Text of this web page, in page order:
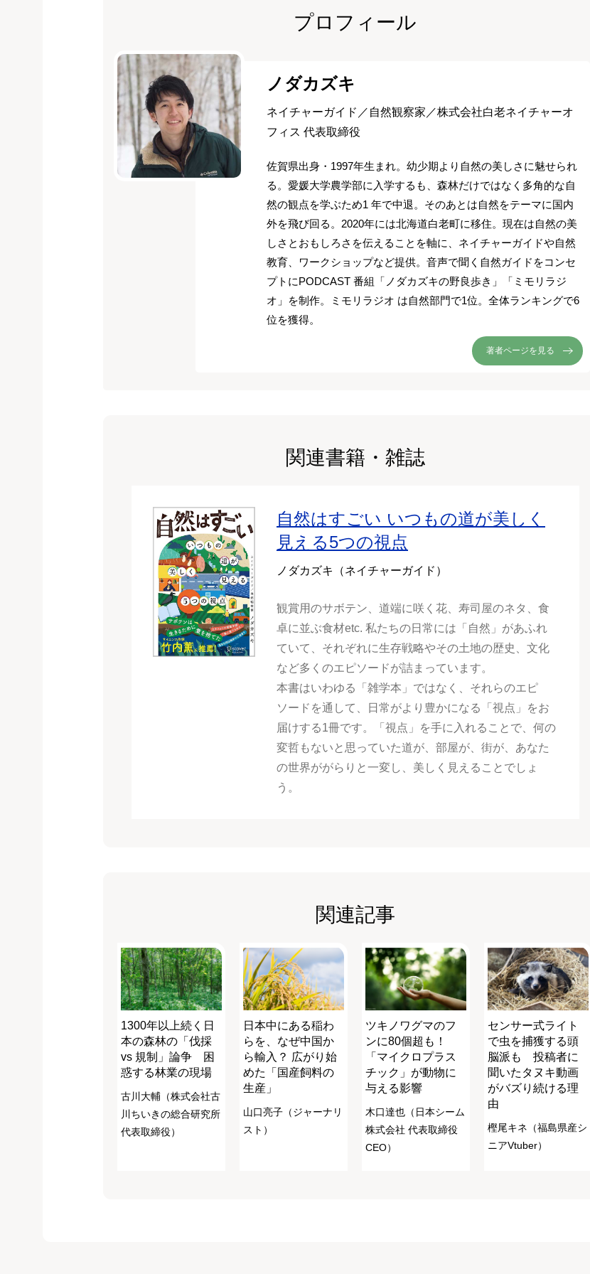
プロフィール
ノダカズキ
ネイチャーガイド／自然観察家／株式会社白老ネイチャーオ
フィス 代表取締役
佐賀県出身・1997年生まれ。幼少期より自然の美しさに魅せられ
る。愛媛大学農学部に入学するも、森林だけではなく多角的な自
然の観点を学ぶため1 年で中退。そのあとは自然をテーマに国内
外を飛び回る。2020年には北海道白老町に移住。現在は自然の美
しさとおもしろさを伝えることを軸に、ネイチャーガイドや自然
教育、ワークショップなど提供。音声で聞く自然ガイドをコンセ
プトにPODCAST 番組「ノダカズキの野良歩き」「ミモリラジ
オ」を制作。ミモリラジオ は自然部門で1位。全体ランキングで6
位を獲得。
著者ページを見る
関連書籍・雑誌
自然はすごい いつもの道が美しく
見える5つの視点
ノダカズキ（ネイチャーガイド）
観賞用のサボテン、道端に咲く花、寿司屋のネタ、食
卓に並ぶ食材etc. 私たちの日常には「自然」があふれ
ていて、それぞれに生存戦略やその土地の歴史、文化
など多くのエピソードが詰まっています。
本書はいわゆる「雑学本」ではなく、それらのエピ
ソードを通して、日常がより豊かになる「視点」をお
届けする1冊です。「視点」を手に入れることで、何の
変哲もないと思っていた道が、部屋が、街が、あなた
の世界ががらりと一変し、美しく見えることでしょ
う。
関連記事
1300年以上続く日
本の森林の「伐採
vs 規制」論争 困
惑する林業の現場
古川大輔（株式会社古
川ちいきの総合研究所
代表取締役）
日本中にある稲わ
らを、なぜ中国か
ら輸入？ 広がり始
めた「国産飼料の
生産」
山口亮子（ジャーナリ
スト）
ツキノワグマのフ
ンに80個超も！
「マイクロプラス
チック」が動物に
与える影響
木口達也（日本シーム
株式会社 代表取締役
CEO）
センサー式ライト
で虫を捕獲する頭
脳派も 投稿者に
聞いたタヌキ動画
がバズり続ける理
由
樫尾キネ（福島県産シ
ニアVtuber）